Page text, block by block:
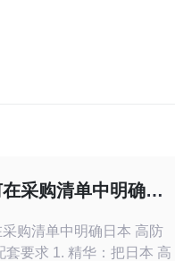
采购清单中明确日
购清单中明确日本 高防
华：把日本 高